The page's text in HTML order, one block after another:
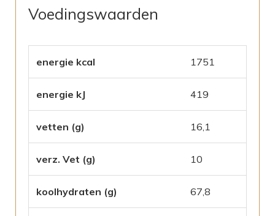
Voedingswaarden
energie kcal 1751
energie kJ 419
vetten (g) 16,1
verz. Vet (g) 10
koolhydraten (g) 67,8